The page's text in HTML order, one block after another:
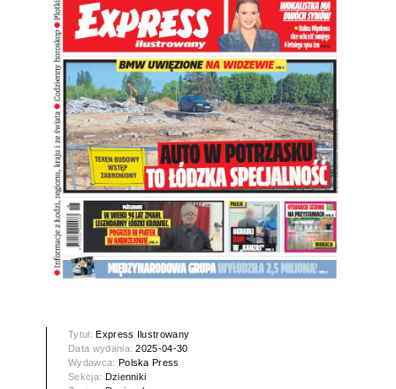
Tytuł: Express Ilustrowany
Data wydania:2025-04-30
Wydawca: Polska Press
Sekcja: Dzienniki